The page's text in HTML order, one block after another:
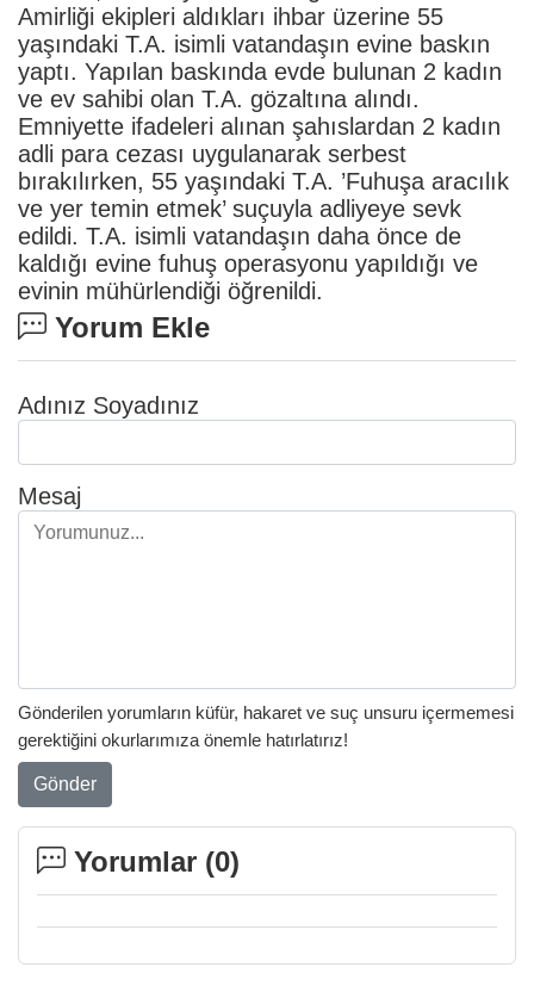
Amirliği ekipleri aldıkları ihbar üzerine 55
yaşındaki T.A. isimli vatandaşın evine baskın
yaptı. Yapılan baskında evde bulunan 2 kadın
ve ev sahibi olan T.A. gözaltına alındı.
Emniyette ifadeleri alınan şahıslardan 2 kadın
adli para cezası uygulanarak serbest
bırakılırken, 55 yaşındaki T.A. ’Fuhuşa aracılık
ve yer temin etmek’ suçuyla adliyeye sevk
edildi. T.A. isimli vatandaşın daha önce de
kaldığı evine fuhuş operasyonu yapıldığı ve
evinin mühürlendiği öğrenildi.
Yorum Ekle
Adınız Soyadınız
Mesaj
Gönderilen yorumların küfür, hakaret ve suç unsuru içermemesi
gerektiğini okurlarımıza önemle hatırlatırız!
Gönder
Yorumlar (0)